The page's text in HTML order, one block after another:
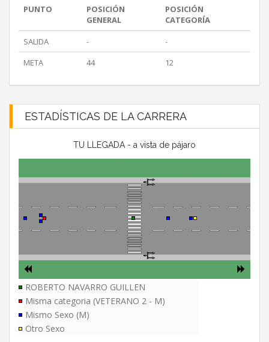
PUNTO
POSICIÓN
GENERAL
POSICIÓN
CATEGORÍA
SALIDA
-
-
META
44 12
ESTADÍSTICAS DE LA CARRERA
TU LLEGADA - a vista de pájaro
ROBERTO NAVARRO GUILLEN
Misma categoria (VETERANO 2 - M)
Mismo Sexo (M)
Otro Sexo